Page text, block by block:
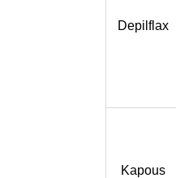
Depilflax
Kapous